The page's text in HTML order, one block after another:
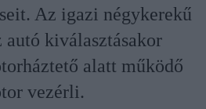
Az igazi négykerekű
autó kiválasztásakor
alatt működő
vezérli.